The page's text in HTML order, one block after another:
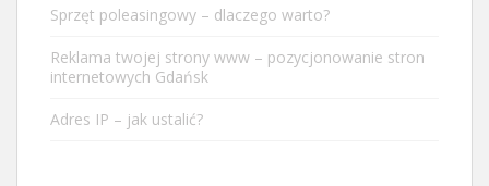
Sprzęt poleasingowy – dlaczego warto?
Reklama twojej strony www – pozycjonowanie stron
internetowych Gdańsk
Adres IP – jak ustalić?